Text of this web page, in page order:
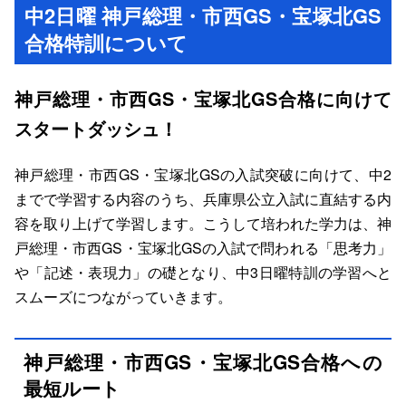
中2日曜 神戸総理・市西GS・宝塚北GS
合格特訓について
神戸総理・市西GS・宝塚北GS合格に向けて
スタートダッシュ！
神戸総理・市西GS・宝塚北GSの入試突破に向けて、中2
までで学習する内容のうち、兵庫県公立入試に直結する内
容を取り上げて学習します。こうして培われた学力は、神
戸総理・市西GS・宝塚北GSの入試で問われる「思考力」
や「記述・表現力」の礎となり、中3日曜特訓の学習へと
スムーズにつながっていきます。
神戸総理・市西GS・宝塚北GS合格への
最短ルート